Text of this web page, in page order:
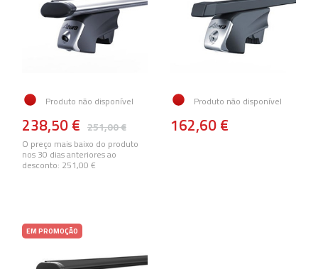
Produto não disponível
251,00 €
238,50 €
O preço mais baixo do produto
nos 30 dias anteriores ao
desconto: 251,00 €
Produto não disponível
162,60 €
EM PROMOÇÃO